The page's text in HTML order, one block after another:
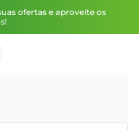
ofertas e aproveite os